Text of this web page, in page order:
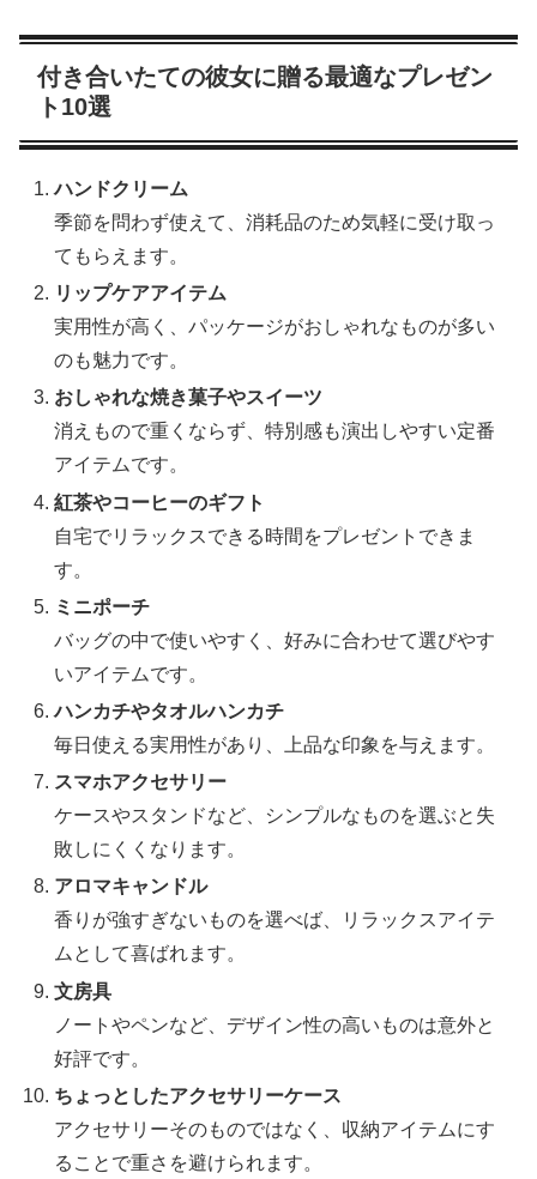
付き合いたての彼女に贈る最適なプレゼン
ト10選
ハンドクリーム
季節を問わず使えて、消耗品のため気軽に受け取っ
てもらえます。
リップケアアイテム
実用性が高く、パッケージがおしゃれなものが多い
のも魅力です。
おしゃれな焼き菓子やスイーツ
消えもので重くならず、特別感も演出しやすい定番
アイテムです。
紅茶やコーヒーのギフト
自宅でリラックスできる時間をプレゼントできま
す。
ミニポーチ
バッグの中で使いやすく、好みに合わせて選びやす
いアイテムです。
ハンカチやタオルハンカチ
毎日使える実用性があり、上品な印象を与えます。
スマホアクセサリー
ケースやスタンドなど、シンプルなものを選ぶと失
敗しにくくなります。
アロマキャンドル
香りが強すぎないものを選べば、リラックスアイテ
ムとして喜ばれます。
文房具
ノートやペンなど、デザイン性の高いものは意外と
好評です。
ちょっとしたアクセサリーケース
アクセサリーそのものではなく、収納アイテムにす
ることで重さを避けられます。